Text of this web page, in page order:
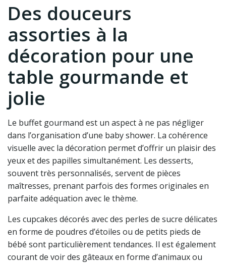
Des douceurs
assorties à la
décoration pour une
table gourmande et
jolie
Le buffet gourmand est un aspect à ne pas négliger
dans l’organisation d’une baby shower. La cohérence
visuelle avec la décoration permet d’offrir un plaisir des
yeux et des papilles simultanément. Les desserts,
souvent très personnalisés, servent de pièces
maîtresses, prenant parfois des formes originales en
parfaite adéquation avec le thème.
Les cupcakes décorés avec des perles de sucre délicates
en forme de poudres d’étoiles ou de petits pieds de
bébé sont particulièrement tendances. Il est également
courant de voir des gâteaux en forme d’animaux ou